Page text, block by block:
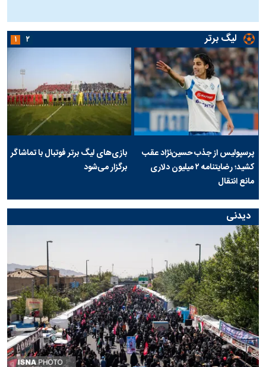
لیگ برتر
پرسپولیس از جذب حسین‌نژاد عقب
کشید؛ رضایتنامه ۲ میلیون دلاری
مانع انتقال
بازی‌های لیگ برتر فوتبال با تماشاگر
برگزار می‌شود
۱ ۲
دیدنی